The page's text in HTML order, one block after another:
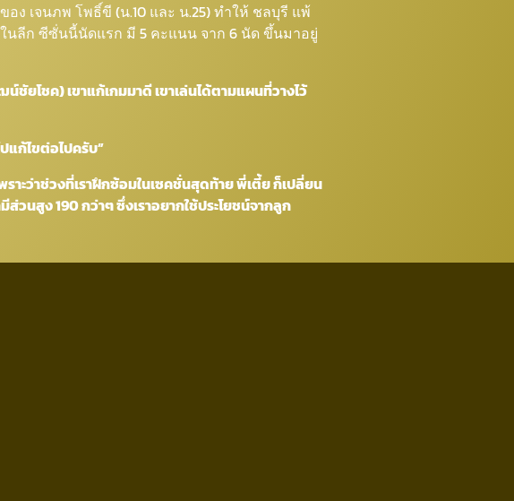
อง เจนภพ โพธิ์ขี (น.10 และ น.25) ทำให้ ชลบุรี แพ้
นลีก ซีซั่นนี้นัดแรก มี 5 คะแนน จาก 6 นัด ขึ้นมาอยู่
ชัยโชค) เขาแก้เกมมาดี เขาเล่นได้ตามแผนที่วางไว้
แก้ไขต่อไปครับ”
าะว่าช่วงที่เราฝึกซ้อมในเซคชั่นสุดท้าย พี่เตี้ย ก็เปลี่ยน
ส่วนสูง 190 กว่าๆ ซึ่งเราอยากใช้ประโยชน์จากลูก